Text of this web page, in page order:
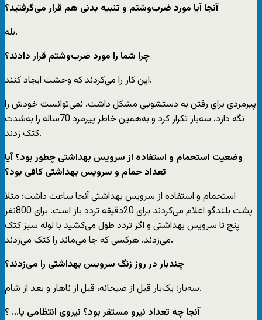
‌آنجا آیا مورد ضرب‌وشتم و تنبیه بدنی هم قرار می‌گرفتید؟
بله.
‌چرا شما را مورد ضرب‌وشتم قرار دادند؟
این کار را می‌کردند که وحشت ایجاد کنند.
پیرمردی برای رفتن به دستشویی مشکل داشت، نمی‌توانست خودش را
نگه دارد، سه‌بار تکرار کرد و به‌همین خاطر پیرمرد 70ساله را به‌شدت
کتک زدند.
‌وضعیت استحمام و استفاده از سرویس بهداشتی چطور بود؟ آیا
تعداد حمام و سرویس بهداشتی کافی بود؟
استحمام و استفاده از سرویس بهداشتی آنجا ساعت داشت؛ مثلا
پشت بلندگو اعلام می‌کردند برای 20دقیقه تردد باز است. برای 800نفر
پنج تا سرویس بهداشتی و اگر تردد طول می‌کشید با لوله سبز کتک
می‌زدند، هرکسی که جا می‌ماند را کتک می‌زدند.
‌چندبار در روز زنگ سرویس بهداشتی را می‌زدند؟
سه‌بار؛ یک‌بار قبل از صبحانه، قبل از ناهار و بعد از شام.
‌آنجا چه تعداد نیرو مستقر بود؟ نیروی انتظامی یا… ؟